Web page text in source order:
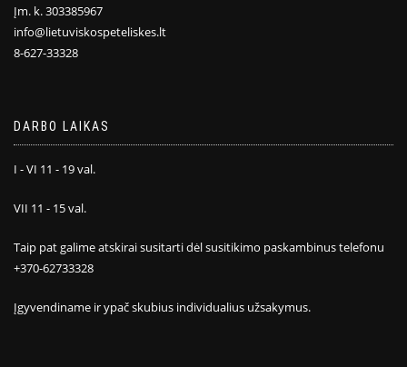
Įm. k. 303385967
info@lietuviskospeteliskes.lt
8-627-33328
DARBO LAIKAS
I - VI 11 - 19 val.
VII 11 - 15 val.
Taip pat galime atskirai susitarti dėl susitikimo paskambinus telefonu
+370-62733328
Įgyvendiname ir ypač skubius individualius užsakymus.